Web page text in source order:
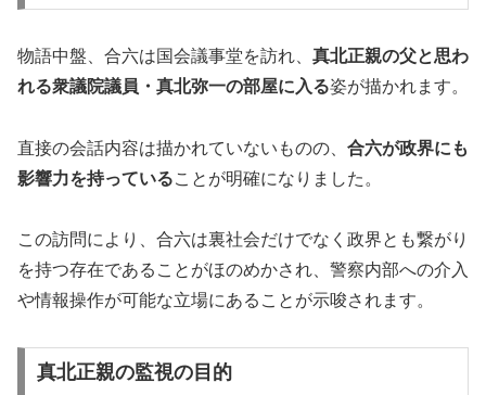
物語中盤、合六は国会議事堂を訪れ、 真北正親の父と思わ
れる衆議院議員・真北弥一の部屋に入る姿が描かれます。
直接の会話内容は描かれていないものの、 合六が政界にも
影響力を持っていることが明確になりました。
この訪問により、合六は裏社会だけでなく政界とも繋がり
を持つ存在であることがほのめかされ、警察内部への介入
や情報操作が可能な立場にあることが示唆されます。
真北正親の監視の目的